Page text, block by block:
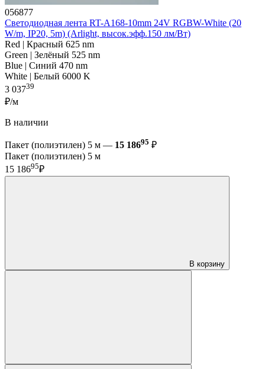
056877
Светодиодная лента RT-A168-10mm 24V RGBW-White (20
W/m, IP20, 5m) (Arlight, высок.эфф.150 лм/Вт)
Red | Красный 625 nm
Green | Зелёный 525 nm
Blue | Синий 470 nm
White | Белый 6000 K
3 03739
₽/м
В наличии
Пакет (полиэтилен) 5 м — 15 18695 ₽
Пакет (полиэтилен) 5 м
15 18695₽
В корзину